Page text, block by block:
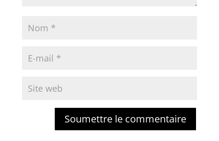
Soumettre le commentaire